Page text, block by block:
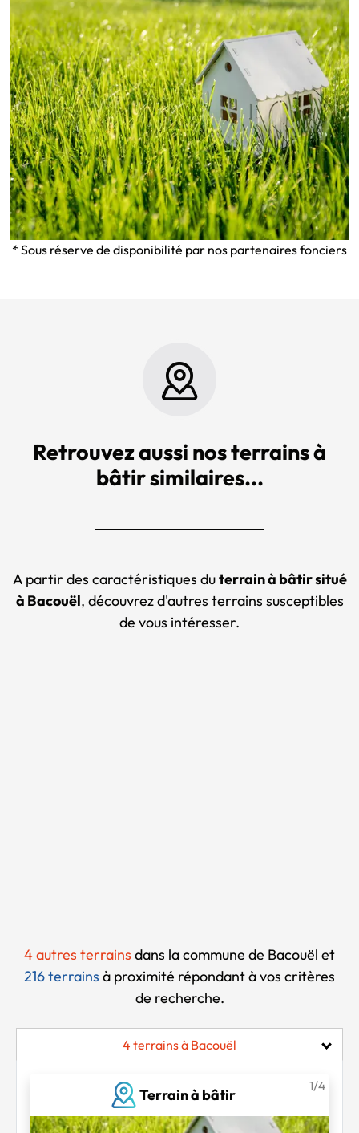
* Sous réserve de disponibilité par nos partenaires fonciers
Retrouvez aussi nos terrains à
bâtir similaires...
A partir des caractéristiques duterrain à bâtir situé
à Bacouël, découvrez d'autres terrains susceptibles
de vous intéresser.
4 autres terrains dans la commune de Bacouël et
216 terrains à proximité répondant à vos critères
de recherche.
4 terrains à Bacouël
Terrain à bâtir
1/4